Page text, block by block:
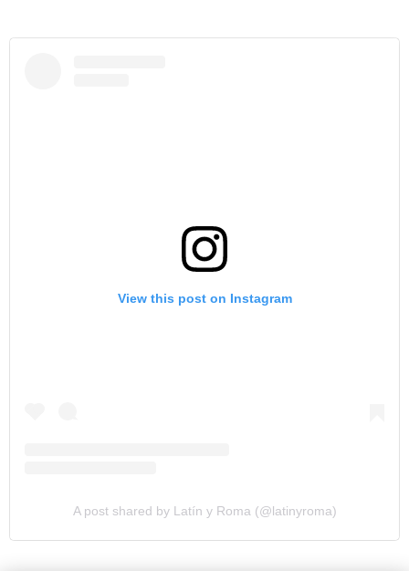
View this post on Instagram
A post shared by Latín y Roma (@latinyroma)